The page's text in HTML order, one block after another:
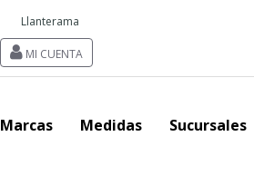
Llanterama
MI CUENTA
Marcas Medidas Sucursales